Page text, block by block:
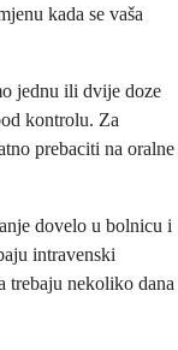
kada se vaša
jednu ili dvije doze
kontrolu. Za
prebaciti na oralne
dovelo u bolnicu i
intravenski
trebaju nekoliko dana